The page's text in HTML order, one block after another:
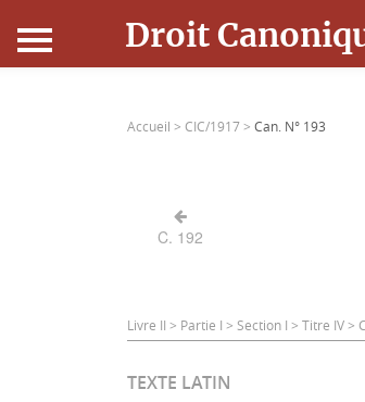
Droit
Connexion
Accueil > CIC/1917 > Can. N° 193
C. 192
Livre II > Partie I > Section I > Titre IV >
TEXTE LATIN